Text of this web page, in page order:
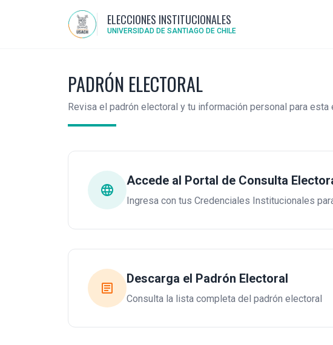
ELECCIONES INSTITUCIONALES
UNIVERSIDAD DE SANTIAGO DE CHILE
PADRÓN ELECTORAL
Revisa el padrón electoral y tu información personal para esta
language
Accede al Portal de Consulta
Ingresa con tus Credenciales Institucionales
article
Descarga el Padrón Electoral
Consulta la lista completa del padrón electoral